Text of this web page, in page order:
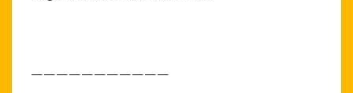
———————————